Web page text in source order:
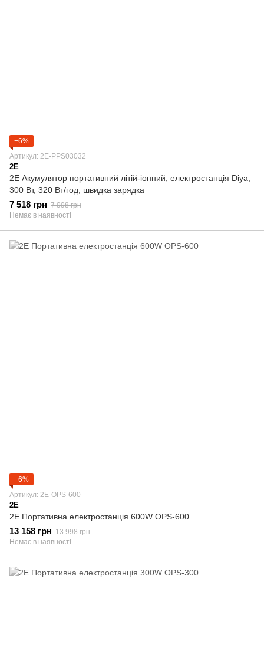
−6%
Артикул: 2E-PPS03032
2E
2E Акумулятор портативний літій-іонний, електростанція Diya,
300 Вт, 320 Вт/год, швидка зарядка
7 518 грн 7 998 грн
Немає в наявності
−6%
Артикул: 2E-OPS-600
2E
2E Портативна електростанція 600W OPS-600
13 158 грн 13 998 грн
Немає в наявності